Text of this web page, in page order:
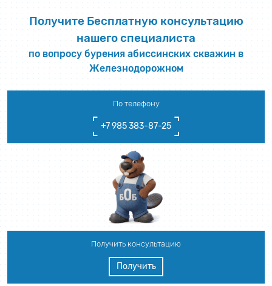
Получите Бесплатную консультацию
нашего специалиста
по вопросу бурения абиссинских скважин в
Железнодорожном
По телефону
+7 985 383-87-25
Получить консультацию
Получить